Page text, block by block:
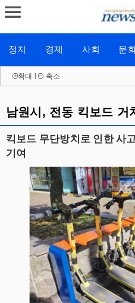
정치 경제 사회 문
확대 l 축소
남원시, 전동 킥보드 거
킥보드 무단방치로 인한 사
기여